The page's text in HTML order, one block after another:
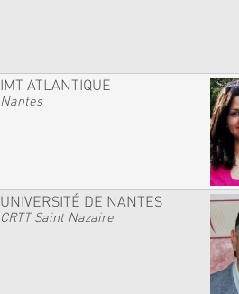
IMT ATLANTIQUE
Nantes
UNIVERSITÉ DE NANTES
CRTT Saint Nazaire